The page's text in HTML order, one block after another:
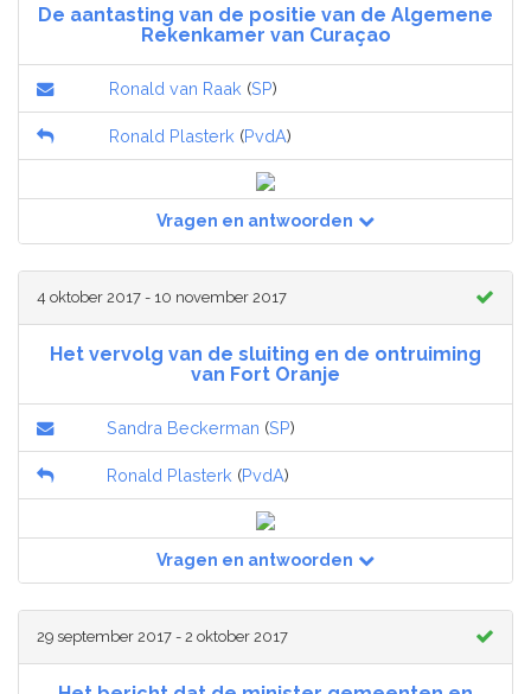
De aantasting van de positie van de Algemene
Rekenkamer van Curaçao
Ronald van Raak (SP)
Ronald Plasterk (PvdA)
Vragen en antwoorden
4 oktober 2017 - 10 november 2017
Het vervolg van de sluiting en de ontruiming
van Fort Oranje
Sandra Beckerman (SP)
Ronald Plasterk (PvdA)
Vragen en antwoorden
29 september 2017 - 2 oktober 2017